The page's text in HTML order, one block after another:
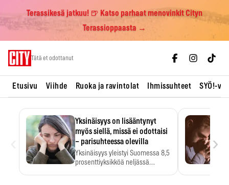
Terassikesä jatkuu! 🍺 Katso parhaat menovinkit Cityn
Terassioppaasta →
Tätä et odottanut
Etusivu Viihde Ruoka ja ravintolat Ihmissuhteet SYÖ!-
Yksinäisyys on lisääntynyt
myös siellä, missä ei odottaisi
– parisuhteessa olevilla
Yksinäisyys yleistyi Suomessa 8,5
prosenttiyksikköä neljässä
›